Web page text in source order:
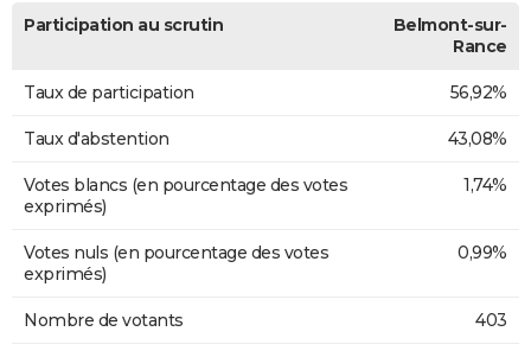
Participation au scrutin
Belmont-sur-
Rance
Taux de participation 56,92%
Taux d'abstention 43,08%
Votes blancs (en pourcentage des votes
exprimés)
1,74%
Votes nuls (en pourcentage des votes
exprimés)
0,99%
Nombre de votants 403